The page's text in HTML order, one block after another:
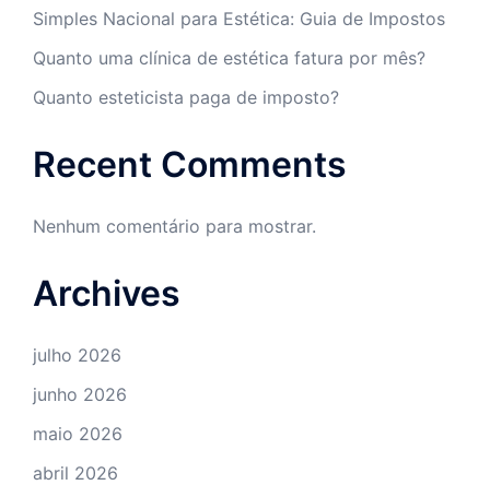
Simples Nacional para Estética: Guia de Impostos
Quanto uma clínica de estética fatura por mês?
Quanto esteticista paga de imposto?
Recent Comments
Nenhum comentário para mostrar.
Archives
julho 2026
junho 2026
maio 2026
abril 2026